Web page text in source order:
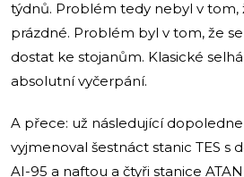
týdnů. Problém tedy nebyl v tom,
prázdné. Problém byl v tom, že
dostat ke stojanům. Klasické
absolutní vyčerpání.
A přece: už následující dopoledne
vyjmenoval šestnáct stanic TES s
AI-95 a naftou a čtyři stanice